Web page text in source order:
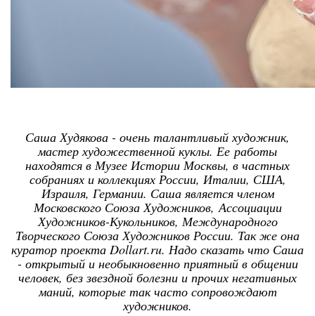
Саша Худякова - очень талантливый художник,
мастер художественной куклы. Ее работы
находятся в Музее Истории Москвы, в частных
собраниях и коллекциях России, Италии, США,
Израиля, Германии. Саша является членом
Московского Союза Художников, Ассоциации
Художников-Кукольников, Международного
Творческого Союза Художников России. Так же она
куратор проекта Dollart.ru. Надо сказать что Саша
- открытый и необыкновенно приятный в общении
человек, без звездной болезни и прочих негативных
маний, которые так часто сопровождают
художников.